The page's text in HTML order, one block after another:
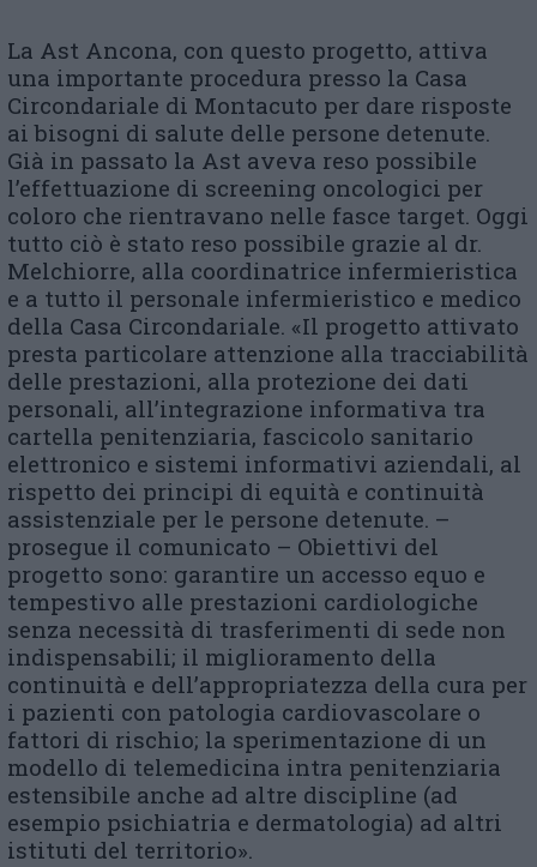
La Ast Ancona, con questo progetto, attiva
una importante procedura presso la Casa
Circondariale di Montacuto per dare risposte
ai bisogni di salute delle persone detenute.
Già in passato la Ast aveva reso possibile
l’effettuazione di screening oncologici per
coloro che rientravano nelle fasce target. Oggi
tutto ciò è stato reso possibile grazie al dr.
Melchiorre, alla coordinatrice infermieristica
e a tutto il personale infermieristico e medico
della Casa Circondariale. «Il progetto attivato
presta particolare attenzione alla tracciabilità
delle prestazioni, alla protezione dei dati
personali, all’integrazione informativa tra
cartella penitenziaria, fascicolo sanitario
elettronico e sistemi informativi aziendali, al
rispetto dei principi di equità e continuità
assistenziale per le persone detenute. –
prosegue il comunicato – Obiettivi del
progetto sono: garantire un accesso equo e
tempestivo alle prestazioni cardiologiche
senza necessità di trasferimenti di sede non
indispensabili; il miglioramento della
continuità e dell’appropriatezza della cura per
i pazienti con patologia cardiovascolare o
fattori di rischio; la sperimentazione di un
modello di telemedicina intra penitenziaria
estensibile anche ad altre discipline (ad
esempio psichiatria e dermatologia) ad altri
istituti del territorio».